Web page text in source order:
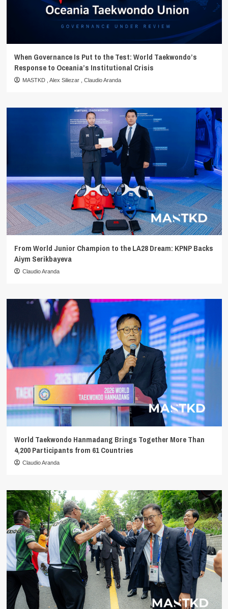
When Governance Is Put to the Test: World Taekwondo’s
Response to Oceania’s Institutional Crisis
MASTKD Alex Siliezar Claudio Aranda
From World Junior Champion to the LA28 Dream: KPNP Backs
Aiym Serikbayeva
Claudio Aranda
World Taekwondo Hanmadang Brings Together More Than
4,200 Participants from 61 Countries
Claudio Aranda